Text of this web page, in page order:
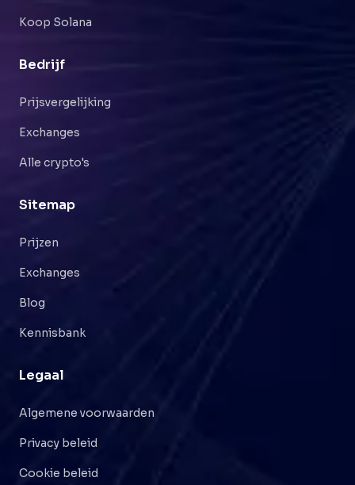
Koop Solana
Bedrijf
Prijsvergelijking
Exchanges
Alle crypto's
Sitemap
Prijzen
Exchanges
Blog
Kennisbank
Legaal
Algemene voorwaarden
Privacy beleid
Cookie beleid